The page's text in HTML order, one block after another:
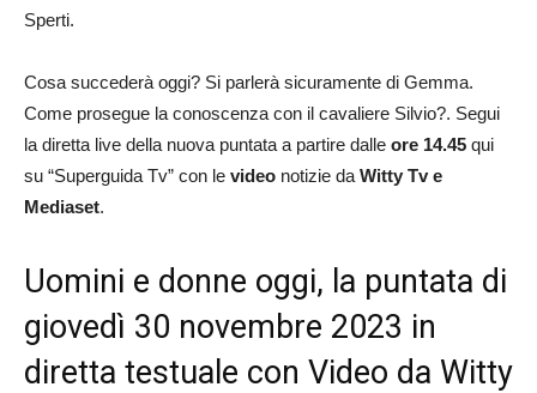
Sperti.
Cosa succederà oggi? Si parlerà sicuramente di Gemma.
Come prosegue la conoscenza con il cavaliere Silvio?. Segui
la diretta live della nuova puntata a partire dalle ore 14.45 qui
su “Superguida Tv” con le video notizie da Witty Tv e
Mediaset.
Uomini e donne oggi, la puntata di
giovedì 30 novembre 2023 in
diretta testuale con Video da Witty